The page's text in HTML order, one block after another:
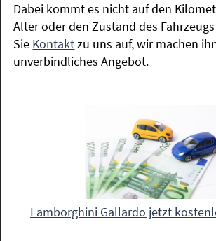
Dabei kommt es nicht auf den
Alter oder den Zustand des
Sie Kontaktzu uns auf, wir machen
unverbindliches Angebot.
Lamborghini Gallardo jetzt